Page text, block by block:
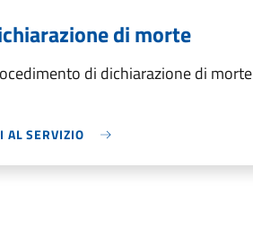
di morte
di dichiarazione di morte
AL SERVIZIO